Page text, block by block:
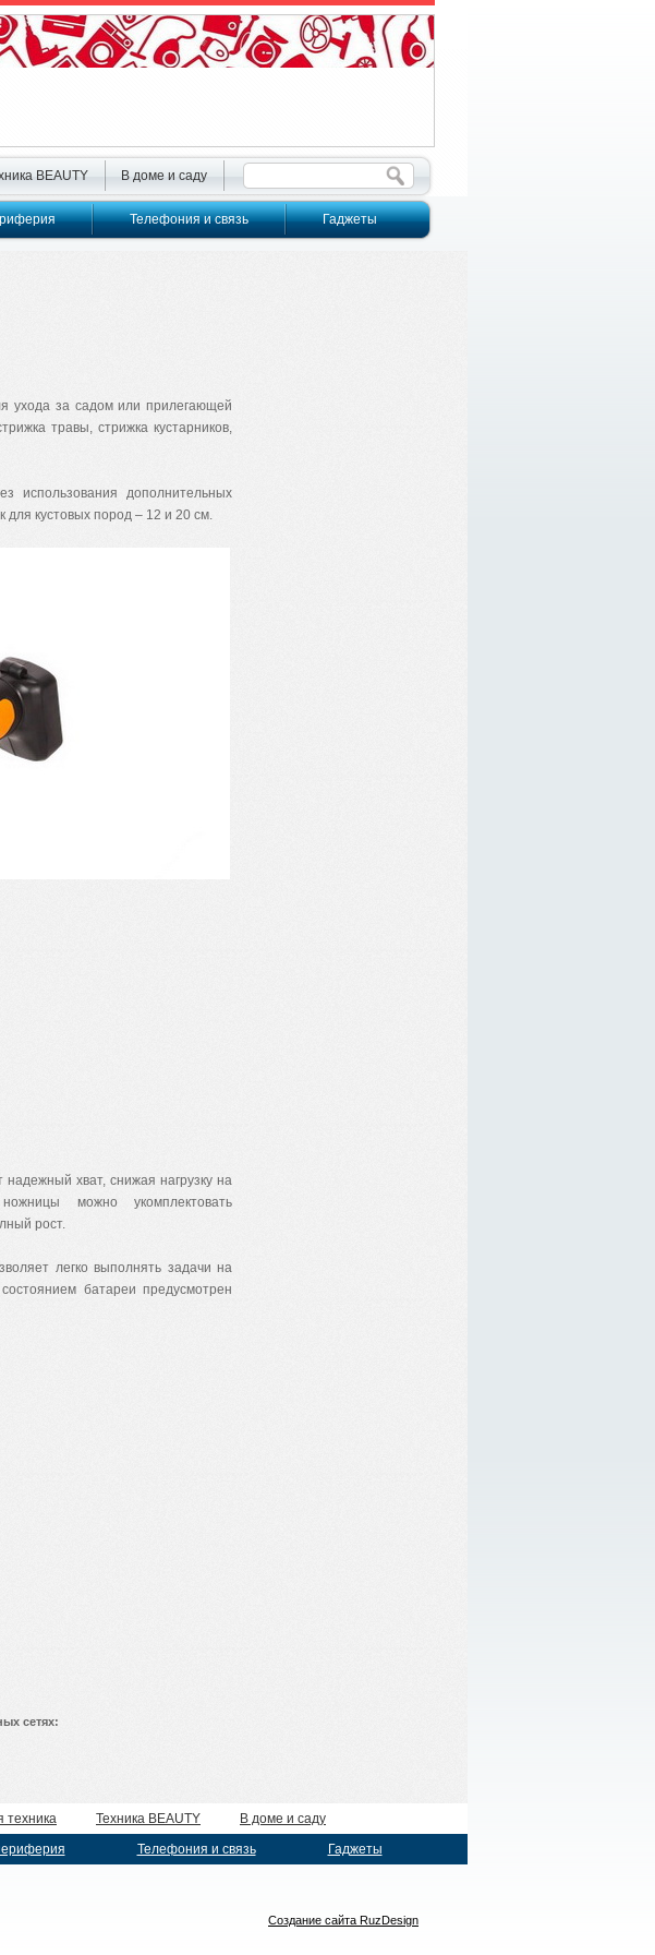
ухода за садом или прилегающей
травы, стрижка кустарников,
использования дополнительных
кустовых пород – 12 и 20 см.
хват, снижая нагрузку на
можно укомплектовать
рост.
легко выполнять задачи на
батареи предусмотрен
сетях:
BEAUTY В доме и саду
Телефония и связь Гаджеты
техника Техника BEAUTY
В доме и саду
Телефония и связь Гаджеты
Создание сайта RuzDesign